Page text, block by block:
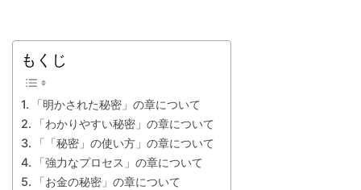
もくじ
「明かされた秘密」の章について
「わかりやすい秘密」の章について
「「秘密」の使い方」の章について
「強力なプロセス」の章について
「お金の秘密」の章について